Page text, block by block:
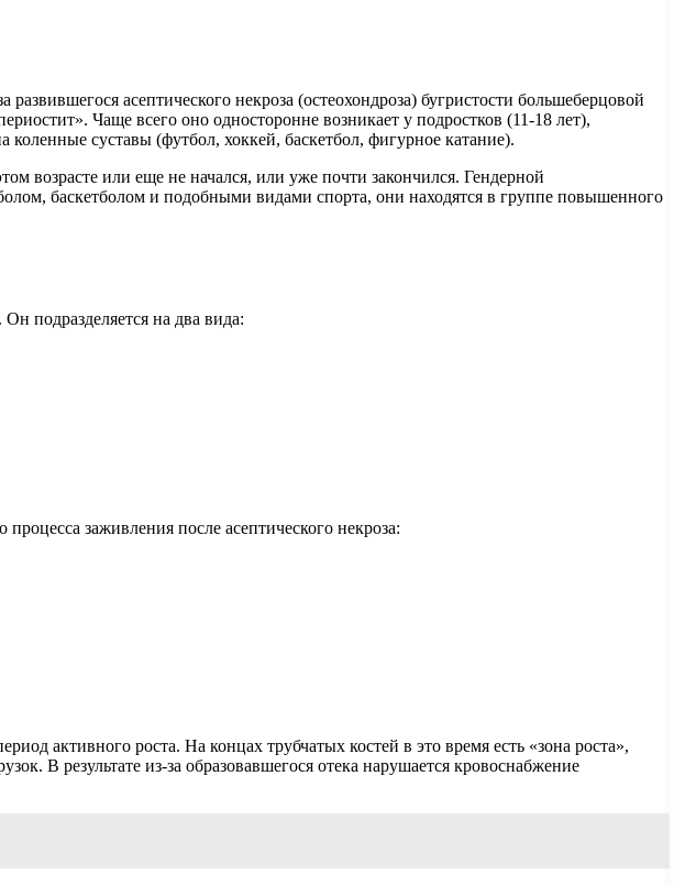
асептического некроза (остеохондроза) бугристости большеберцовой
Чаще всего оно односторонне возникает у подростков (11-18 лет),
суставы (футбол, хоккей, баскетбол, фигурное катание).
возрасте или еще не начался, или уже почти закончился. Гендерной
баскетболом и подобными видами спорта, они находятся в группе повышенного
подразделяется на два вида:
заживления после асептического некроза:
активного роста. На концах трубчатых костей в это время есть «зона роста»,
В результате из-за образовавшегося отека нарушается кровоснабжение